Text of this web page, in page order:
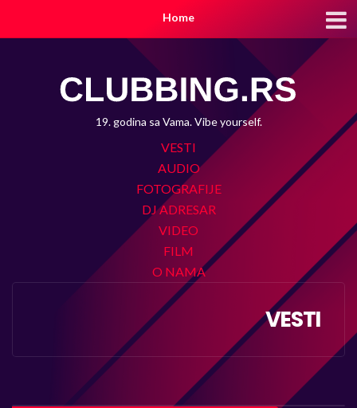
Home
19. godina sa Vama. Vibe yourself.
VESTI
AUDIO
FOTOGRAFIJE
DJ ADRESAR
VIDEO
FILM
O NAMA
VESTI